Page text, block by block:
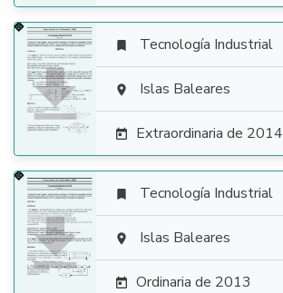

 Tecnología Industrial
 Islas Baleares
 Extraordinaria de 2014

 Tecnología Industrial
 Islas Baleares
 Ordinaria de 2013